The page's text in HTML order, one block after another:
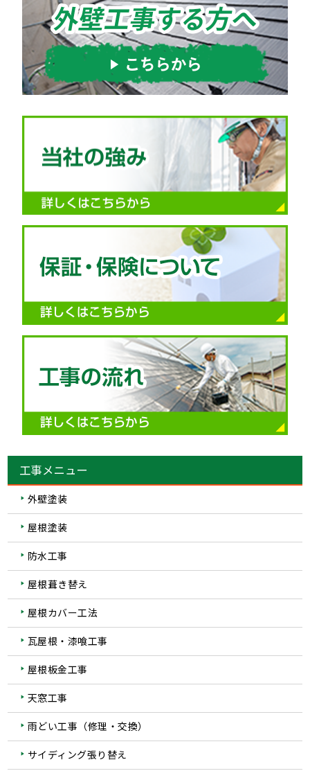
工事メニュー
外壁塗装
屋根塗装
防水工事
屋根葺き替え
屋根カバー工法
瓦屋根・漆喰工事
屋根板金工事
天窓工事
雨どい工事（修理・交換）
サイディング張り替え